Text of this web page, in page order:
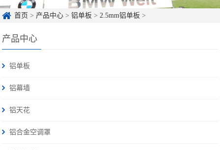
首页 > 产品中心 >铝单板 >2.5mm铝单板 >
产品中心
铝单板
铝幕墙
铝天花
铝合金空调罩